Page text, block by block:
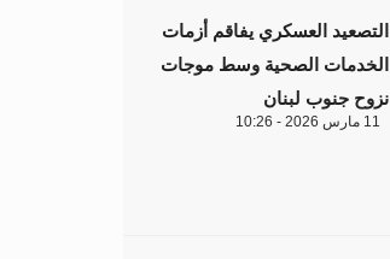
التصعيد العسكري يفاقم أزمات
الخدمات الصحية وسط موجات
نزوح جنوب لبنان
11 مارس 2026 - 10:26